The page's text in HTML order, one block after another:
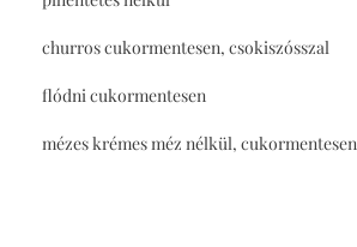
churros cukormentesen, csokiszósszal
flódni cukormentesen
mézes krémes méz nélkül, cukormentesen